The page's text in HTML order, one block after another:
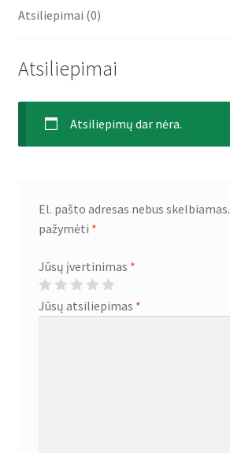
Atsiliepimai (0)
Atsiliepimai
Atsiliepimų dar nėra.
El. pašto adresas nebus skelbiamas.
pažymėti *
Jūsų įvertinimas *
Jūsų atsiliepimas *